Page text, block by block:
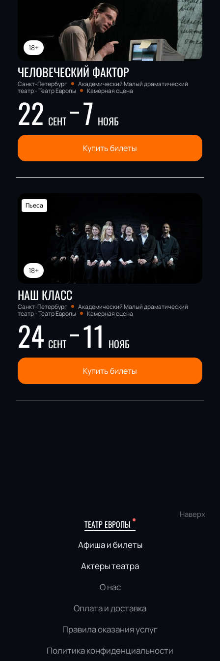
18+
ЧЕЛОВЕЧЕСКИЙ ФАКТОР
Санкт-Петербург
Академический Малый драматический
театр - Театр Европы
Камерная сцена
22 СЕНТ 7 НОЯБ
Купить билеты
18+
Пьеса
НАШ КЛАСС
Санкт-Петербург
Академический Малый драматический
театр - Театр Европы
Камерная сцена
24 СЕНТ 11 НОЯБ
Купить билеты
Наверх
ТЕАТР ЕВРОПЫ
Афиша и билеты
Актеры театра
О нас
Оплата и доставка
Правила оказания услуг
Политика конфиденциальности